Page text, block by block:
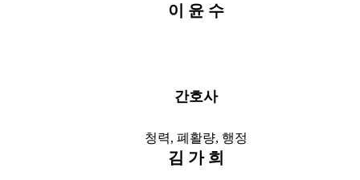
이 윤 수
간호사
청력, 폐활량, 행정
김 가 희